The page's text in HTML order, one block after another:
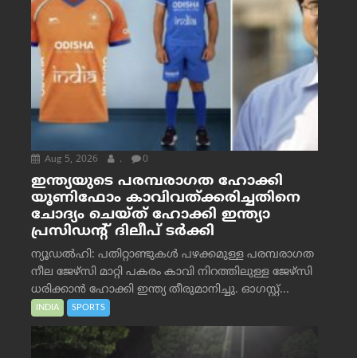
Aug 5, 2026 . 0
ഇന്ത്യയുടെ പരമ്പരാഗത ഹോക്കി
യൂണിഫോം കാവിവത്ക്കരിച്ചതിനെ
ചോദ്യം ചെയ്ത് ഹോക്കി ഇന്ത്യാ
പ്രസിഡന്റ് ദിലീപ് ടര്‍ക്കി
ന്യൂഡൽഹി: പതിറ്റാണ്ടുകൾ പഴക്കമുള്ള പരമ്പരാഗത
നീല ജേഴ്‌സി മാറ്റി പകരം കാവി നിറത്തിലുള്ള ജേഴ്‌സി
ധരിക്കാൻ ഹോക്കി ഇന്ത്യ തീരുമാനിച്ചു. ഓഗസ്റ്റ്...
INDIA SPORTS